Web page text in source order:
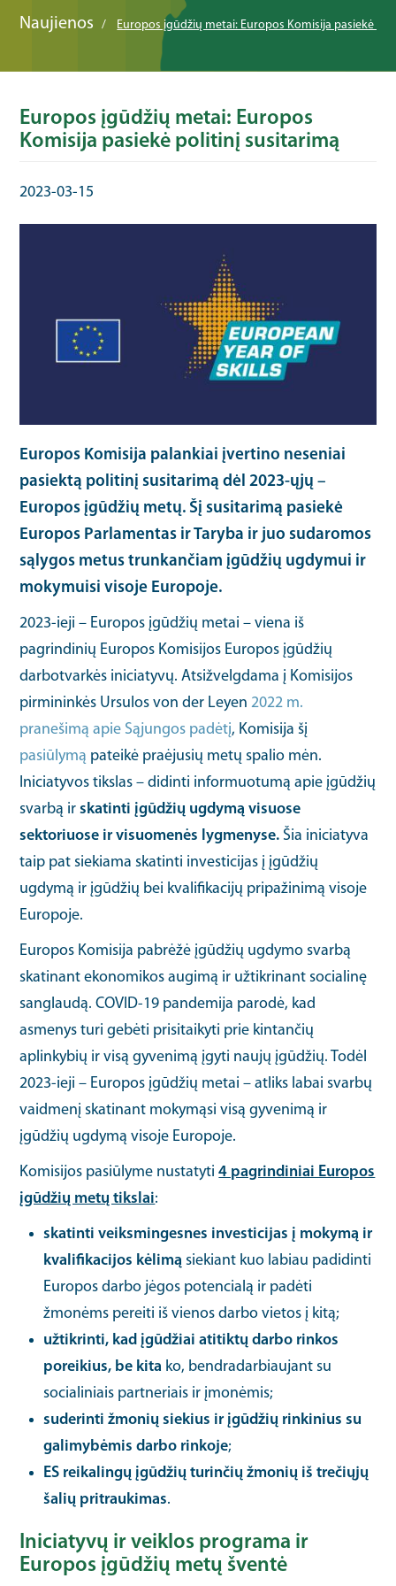
Naujienos Europos įgūdžių metai: Europos Komisija pasiekė
Europos įgūdžių metai: Europos
Komisija pasiekė politinį susitarimą
2023-03-15
Europos Komisija palankiai įvertino neseniai
pasiektą politinį susitarimą dėl 2023-ųjų –
Europos įgūdžių metų. Šį susitarimą pasiekė
Europos Parlamentas ir Taryba ir juo sudaromos
sąlygos metus trunkančiam įgūdžių ugdymui ir
mokymuisi visoje Europoje.
2023-ieji – Europos įgūdžių metai – viena iš
pagrindinių Europos Komisijos Europos įgūdžių
darbotvarkės iniciatyvų. Atsižvelgdama į Komisijos
pirmininkės Ursulos von der Leyen2022 m.
pranešimą apie Sąjungos padėtį, Komisija šį
pasiūlymą pateikė praėjusių metų spalio mėn.
Iniciatyvos tikslas – didinti informuotumą apie įgūdžių
svarbą irskatinti įgūdžių ugdymą visuose
sektoriuose ir visuomenės lygmenyse. Šia iniciatyva
taip pat siekiama skatinti investicijas į įgūdžių
ugdymą ir įgūdžių bei kvalifikacijų pripažinimą visoje
Europoje.
Europos Komisija pabrėžė įgūdžių ugdymo svarbą
skatinant ekonomikos augimą ir užtikrinant socialinę
sanglaudą. COVID-19 pandemija parodė, kad
asmenys turi gebėti prisitaikyti prie kintančių
aplinkybių ir visą gyvenimą įgyti naujų įgūdžių. Todėl
2023-ieji – Europos įgūdžių metai – atliks labai svarbų
vaidmenį skatinant mokymąsi visą gyvenimą ir
įgūdžių ugdymą visoje Europoje.
Komisijos pasiūlyme nustatyti4 pagrindiniai Europos
įgūdžių metų tikslai:
skatinti veiksmingesnes investicijas į mokymą ir
kvalifikacijos kėlimą siekiant kuo labiau padidinti
Europos darbo jėgos potencialą ir padėti
žmonėms pereiti iš vienos darbo vietos į kitą;
užtikrinti, kad įgūdžiai atitiktų darbo rinkos
poreikius, be kita ko, bendradarbiaujant su
socialiniais partneriais ir įmonėmis;
suderinti žmonių siekius ir įgūdžių rinkinius su
galimybėmis darbo rinkoje;
ES reikalingų įgūdžių turinčių žmonių iš trečiųjų
šalių pritraukimas.
Iniciatyvų ir veiklos programa ir
Europos įgūdžių metų šventė